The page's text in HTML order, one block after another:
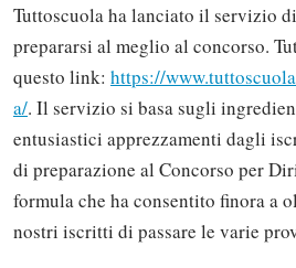
Tuttoscuola ha lanciato il servizio
prepararsi al meglio al concorso.
questo link: https://
a/. Il servizio si basa sugli
entusiastici apprezzamenti dagli
di preparazione al Concorso per
formula che ha consentito finora a
nostri iscritti di passare le varie